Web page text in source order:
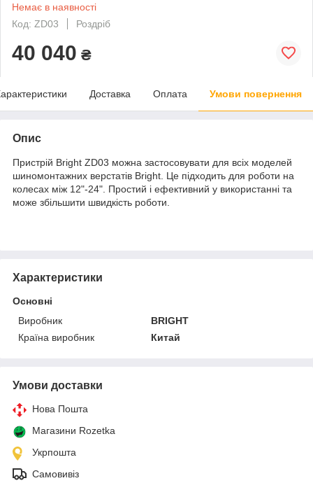
Немає в наявності
Код: ZD03
Роздріб
40 040 ₴
Доставка Оплата Умови повернення
Опис
Пристрій Bright ZD03 можна застосовувати для всіх моделей
шиномонтажних верстатів Bright. Це підходить для роботи на
колесах між 12"-24". Простий і ефективний у використанні та
може збільшити швидкість роботи.
Характеристики
Основні
Виробник
BRIGHT
Країна виробник
Китай
Умови доставки
Нова Пошта
Магазини Rozetka
Укрпошта
Самовивіз